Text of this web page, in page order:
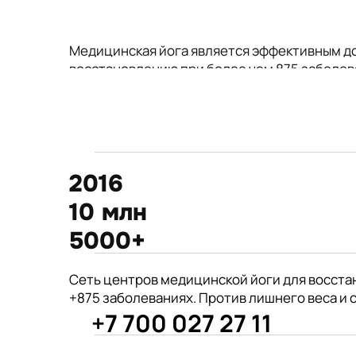
Медицинская йога является эффективным
восстановлению при более чем 875
Международные призеры 2-го
2016
10 млн
5000+
875+
год открытия первого
филиала центра Киран
врачей из 190 стран советуют
Сеть центров медицинской йоги для
+875 заболеваниях. Против лишнего веса и
+7 700 027 27 11